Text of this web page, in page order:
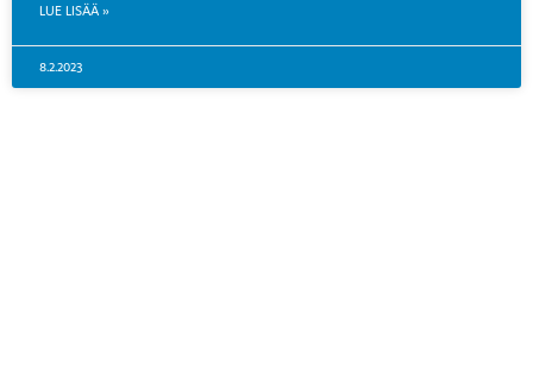
LUE LISÄÄ »
8.2.2023